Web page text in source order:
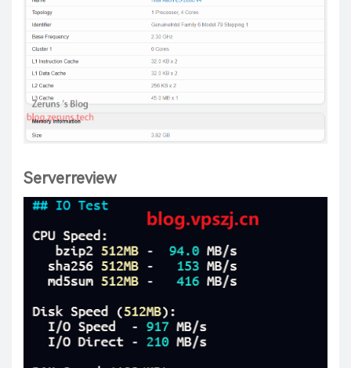
Serverreview